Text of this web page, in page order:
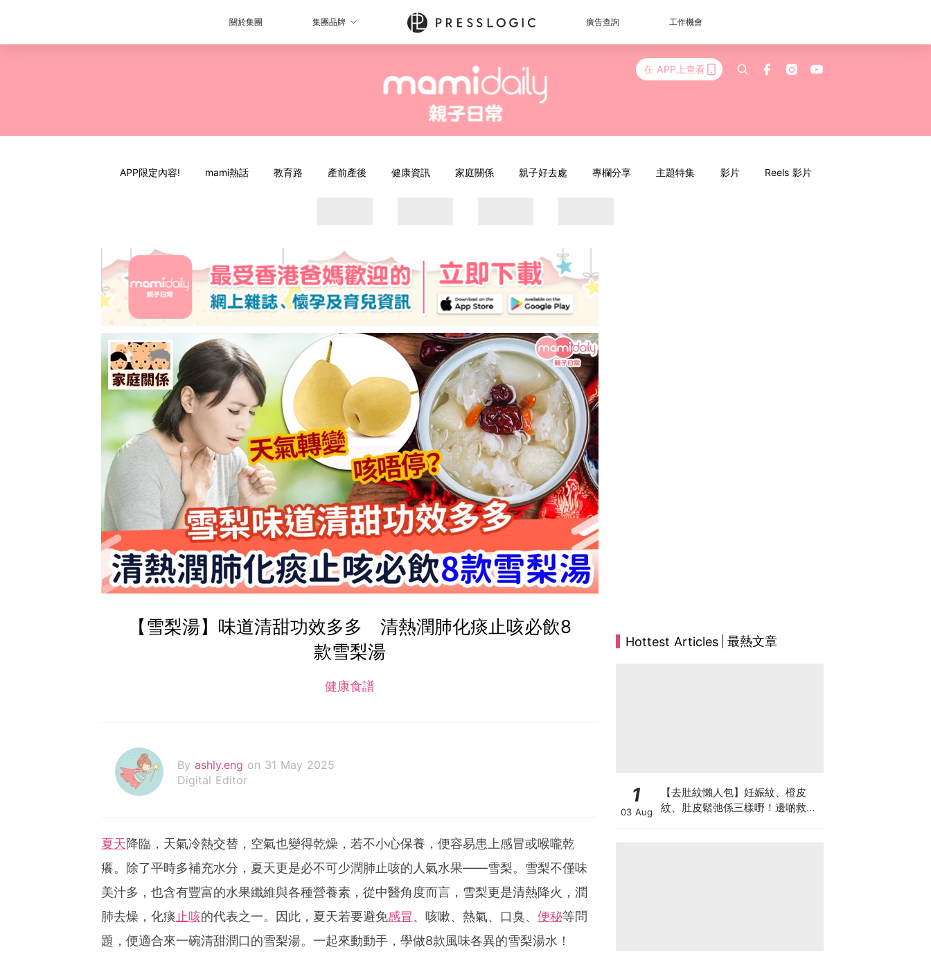
關於集團 集團品牌 廣告查詢 工作機會
在 APP上查看
APP限定內容! mami熱話 教育路 產前產後 健康資訊 家庭關係 親子好去處 專欄分享 主題特集 影片 Reels 影片
【雪梨湯】味道清甜功效多多 清熱潤肺化痰止咳必飲8
款雪梨湯
健康食譜
By ashly.eng on 31 May 2025
Digital Editor
夏天降臨，天氣冷熱交替，空氣也變得乾燥，若不小心保養，便容易患上感冒或喉嚨乾
癢。除了平時多補充水分，夏天更是必不可少潤肺止咳的人氣水果——雪梨。雪梨不僅味
美汁多，也含有豐富的水果纖維與各種營養素，從中醫角度而言，雪梨更是清熱降火，潤
肺去燥，化痰止咳的代表之一。因此，夏天若要避免感冒、咳嗽、熱氣、口臭、 便秘等問
題，便適合來一碗清甜潤口的雪梨湯。一起來動動手，學做8款風味各異的雪梨湯水！
Hottest Articles 最熱文章
1
03 Aug
【去肚紋懶人包】妊娠紋、橙皮
紋、肚皮鬆弛係三樣嘢！邊啲救得